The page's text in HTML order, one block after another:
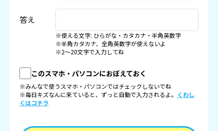
答え
※使える文字: ひらがな・カタカナ・半角英数字
※半角カタカナ、全角英数字が使えないよ
※2〜20文字で入力してね
このスマホ・パソコンにおぼえておく
※みんなで使うスマホ・パソコンではチェックしないでね
※毎日キズなんに来ていると、ずっと自動で入力されるよ。 くわし
くはコチラ